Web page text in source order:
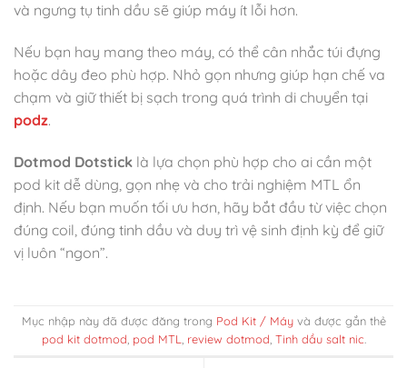
và ngưng tụ tinh dầu sẽ giúp máy ít lỗi hơn.
Nếu bạn hay mang theo máy, có thể cân nhắc túi đựng
hoặc dây đeo phù hợp. Nhỏ gọn nhưng giúp hạn chế va
chạm và giữ thiết bị sạch trong quá trình di chuyển tại
podz.
Dotmod Dotstick là lựa chọn phù hợp cho ai cần một
pod kit dễ dùng, gọn nhẹ và cho trải nghiệm MTL ổn
định. Nếu bạn muốn tối ưu hơn, hãy bắt đầu từ việc chọn
đúng coil, đúng tinh dầu và duy trì vệ sinh định kỳ để giữ
vị luôn “ngon”.
Mục nhập này đã được đăng trong Pod Kit / Máyvà được gắn thẻ
pod kit dotmod pod MTL review dotmod Tinh dầu salt nic